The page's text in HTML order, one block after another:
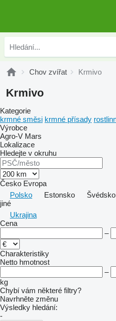
Chov zvířat Krmivo
Krmivo
Kategorie
krmné směsi krmné přísady
Výrobce
Agro-V Mars
Lokalizace
Hledejte v okruhu
Česko Evropa
Polsko
Estonsko
Švédsko
jiné
Ukrajina
Cena
–
Charakteristiky
Netto hmotnost
–
kg
Chybí vám některé filtry?
Navrhněte změnu
Výsledky hledání:
-